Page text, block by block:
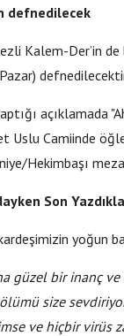
defnedilecek
Kalem-Der’in
açıklamada
Uslu Camiinde
Hekimbaşı
Son
yoğun
güzel bir inanç
size
ve hiçbir virüs